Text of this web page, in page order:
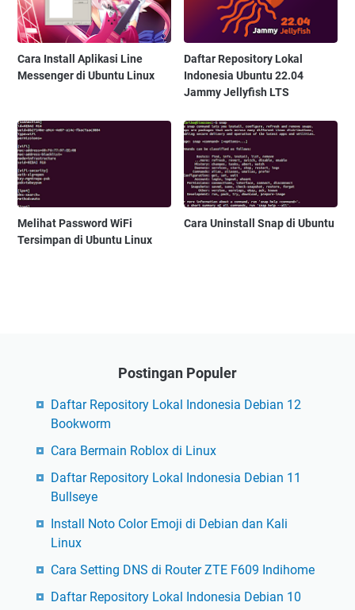
Cara Install Aplikasi Line
Messenger di Ubuntu Linux
Daftar Repository Lokal
Indonesia Ubuntu 22.04
Jammy Jellyfish LTS
Melihat Password WiFi
Tersimpan di Ubuntu Linux
Cara Uninstall Snap di Ubuntu
Postingan Populer
Daftar Repository Lokal Indonesia Debian 12
Bookworm
Cara Bermain Roblox di Linux
Daftar Repository Lokal Indonesia Debian 11
Bullseye
Install Noto Color Emoji di Debian dan Kali
Linux
Cara Setting DNS di Router ZTE F609 Indihome
Daftar Repository Lokal Indonesia Debian 10